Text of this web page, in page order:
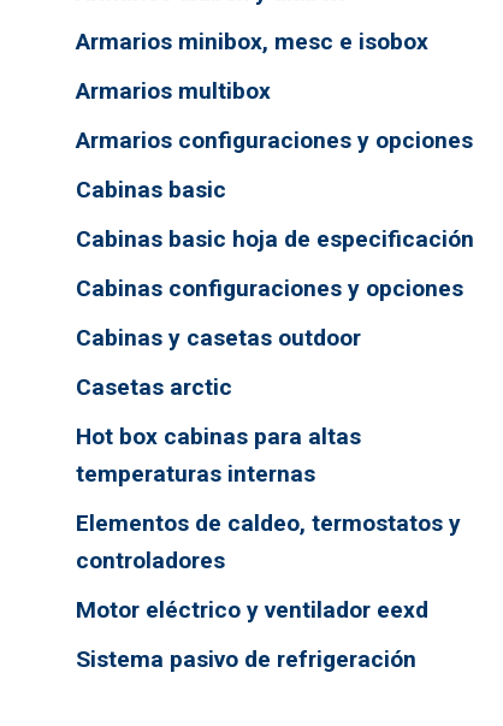
Armarios minibox, mesc e isobox
Armarios multibox
Armarios configuraciones y opciones
Cabinas basic
Cabinas basic hoja de especificación
Cabinas configuraciones y opciones
Cabinas y casetas outdoor
Casetas arctic
Hot box cabinas para altas
temperaturas internas
Elementos de caldeo, termostatos y
controladores
Motor eléctrico y ventilador eexd
Sistema pasivo de refrigeración